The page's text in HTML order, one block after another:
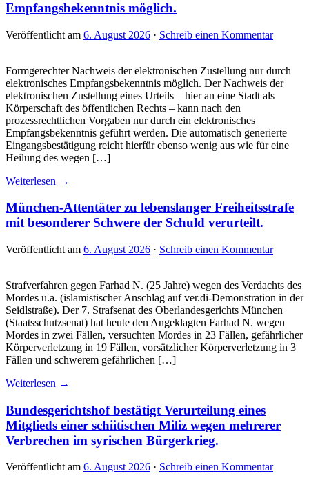
Empfangsbekenntnis möglich.
Veröffentlicht am 6. August 2026 · Schreib einen Kommentar
Formgerechter Nachweis der elektronischen Zustellung nur durch
elektronisches Empfangsbekenntnis möglich. Der Nachweis der
elektronischen Zustellung eines Urteils – hier an eine Stadt als
Körperschaft des öffentlichen Rechts – kann nach den
prozessrechtlichen Vorgaben nur durch ein elektronisches
Empfangsbekenntnis geführt werden. Die automatisch generierte
Eingangsbestätigung reicht hierfür ebenso wenig aus wie für eine
Heilung des wegen […]
Weiterlesen →
München-Attentäter zu lebenslanger Freiheitsstrafe
mit besonderer Schwere der Schuld verurteilt.
Veröffentlicht am 6. August 2026 · Schreib einen Kommentar
Strafverfahren gegen Farhad N. (25 Jahre) wegen des Verdachts des
Mordes u.a. (islamistischer Anschlag auf ver.di-Demonstration in der
Seidlstraße). Der 7. Strafsenat des Oberlandesgerichts München
(Staatsschutzsenat) hat heute den Angeklagten Farhad N. wegen
Mordes in zwei Fällen, versuchten Mordes in 23 Fällen, gefährlicher
Körperverletzung in 19 Fällen, vorsätzlicher Körperverletzung in 3
Fällen und schwerem gefährlichen […]
Weiterlesen →
Bundesgerichtshof bestätigt Verurteilung eines
Mitglieds einer schiitischen Miliz wegen mehrerer
Verbrechen im syrischen Bürgerkrieg.
Veröffentlicht am 6. August 2026 · Schreib einen Kommentar